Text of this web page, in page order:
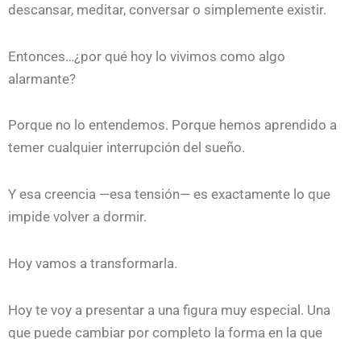
descansar, meditar, conversar o simplemente existir.
Entonces…¿por qué hoy lo vivimos como algo
alarmante?
Porque no lo entendemos. Porque hemos aprendido a
temer cualquier interrupción del sueño.
Y esa creencia —esa tensión— es exactamente lo que
impide volver a dormir.
Hoy vamos a transformarla.
Hoy te voy a presentar a una figura muy especial. Una
que puede cambiar por completo la forma en la que